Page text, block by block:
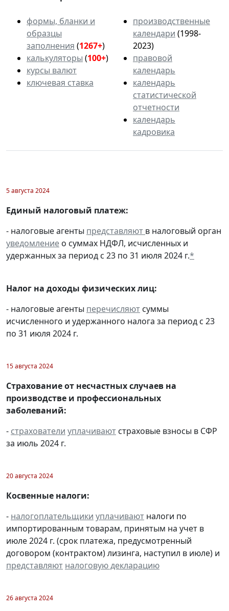
формы, бланки и
образцы
заполнения (1267+)
калькуляторы (100+)
курсы валют
ключевая ставка
производственные
календари (1998-
2023)
правовой
календарь
календарь
статистической
отчетности
календарь
кадровика
5 августа 2024
Единый налоговый платеж:
- налоговые агенты представляют в налоговый орган
уведомление о суммах НДФЛ, исчисленных и
удержанных за период с 23 по 31 июля 2024 г.*
Налог на доходы физических лиц:
- налоговые агенты перечисляют суммы
исчисленного и удержанного налога за период с 23
по 31 июля 2024 г.
15 августа 2024
Страхование от несчастных случаев на
производстве и профессиональных
заболеваний:
- страхователи уплачивают страховые взносы в СФР
за июль 2024 г.
20 августа 2024
Косвенные налоги:
- налогоплательщики уплачивают налоги по
импортированным товарам, принятым на учет в
июле 2024 г. (срок платежа, предусмотренный
договором (контрактом) лизинга, наступил в июле) и
представляют налоговую декларацию
26 августа 2024